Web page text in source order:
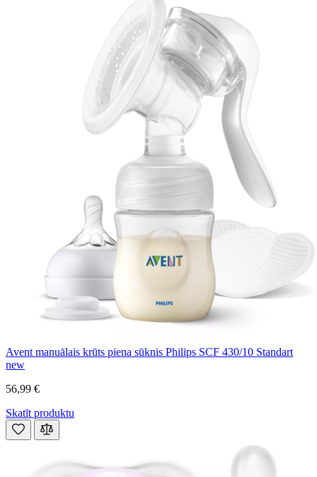
Avent manuālais krūts piena sūknis Philips SCF 430/10 Standart
new
56,99 €
Skatīt produktu